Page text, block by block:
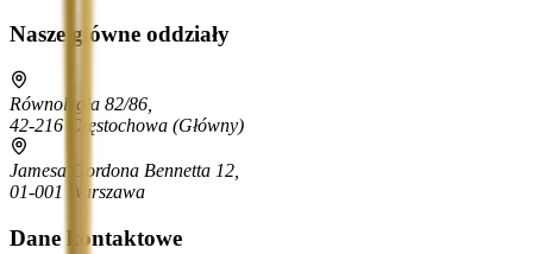
Nasze główne oddziały
Równoległa 82/86,
42-216 Częstochowa (Główny)
Jamesa Gordona Bennetta 12,
01-001 Warszawa
Dane kontaktowe